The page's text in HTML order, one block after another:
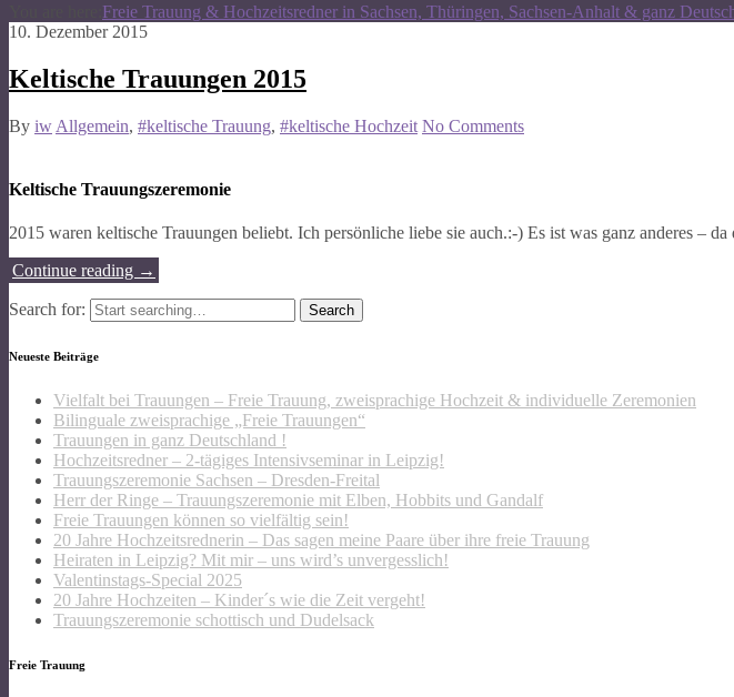
Freie Trauung & Hochzeitsredner in Sachsen, Thüringen, Sachsen-Anhalt & ganz
10. Dezember 2015
Keltische Trauungen 2015
By iw Allgemein, #keltische Trauung, #keltische Hochzeit No Comments
Keltische Trauungszeremonie
2015 waren keltische Trauungen beliebt. Ich persönliche liebe sie auch.:-) Es ist was ganz anderes –
Continue reading →
Search for:
Neueste Beiträge
Vielfalt bei Trauungen – Freie Trauung, zweisprachige Hochzeit & individuelle Zeremonien
Bilinguale zweisprachige „Freie Trauungen“
Trauungen in ganz Deutschland !
Hochzeitsredner – 2-tägiges Intensivseminar in Leipzig!
Trauungszeremonie Sachsen – Dresden-Freital
Herr der Ringe – Trauungszeremonie mit Elben, Hobbits und Gandalf
Freie Trauungen können so vielfältig sein!
20 Jahre Hochzeitsrednerin – Das sagen meine Paare über ihre freie Trauung
Heiraten in Leipzig? Mit mir – uns wird’s unvergesslich!
Valentinstags-Special 2025
20 Jahre Hochzeiten – Kinder´s wie die Zeit vergeht!
Trauungszeremonie schottisch und Dudelsack
Freie Trauung